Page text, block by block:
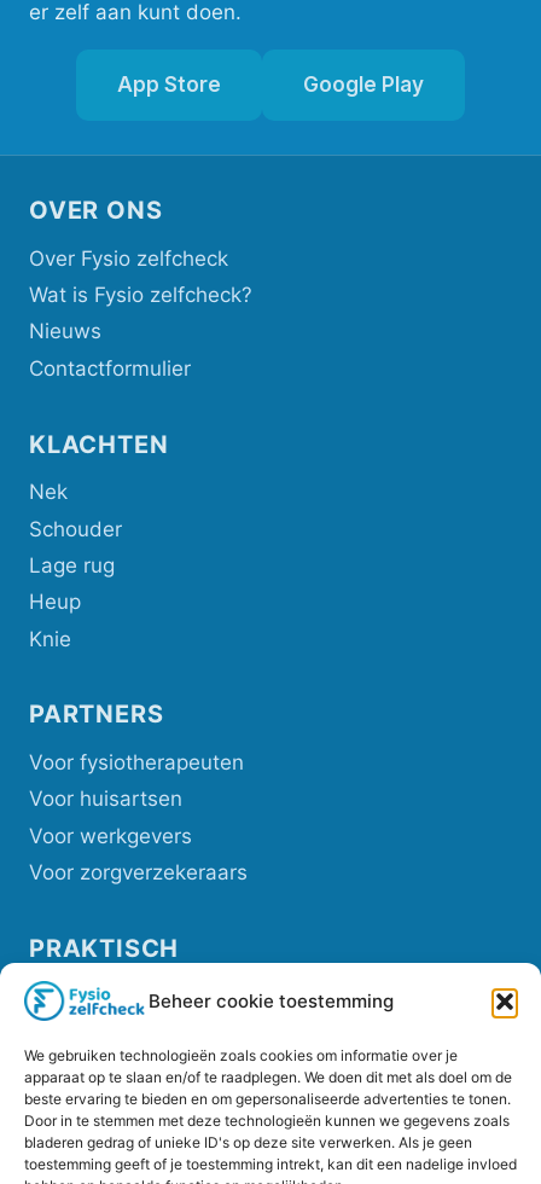
Beheer cookie toestemming
We gebruiken technologieën zoals cookies om informatie over je
apparaat op te slaan en/of te raadplegen. We doen dit met als doel om de
beste ervaring te bieden en om gepersonaliseerde advertenties te tonen.
Door in te stemmen met deze technologieën kunnen we gegevens zoals
bladeren gedrag of unieke ID's op deze site verwerken. Als je geen
toestemming geeft of je toestemming intrekt, kan dit een nadelige invloed
er zelf aan kunt doen.
App Store Google Play
OVER ONS
Over Fysio zelfcheck
Wat is Fysio zelfcheck?
Nieuws
Contactformulier
KLACHTEN
Nek
Schouder
Lage rug
Heup
Knie
PARTNERS
Voor fysiotherapeuten
Voor huisartsen
Voor werkgevers
Voor zorgverzekeraars
PRAKTISCH
Privacybeleid
Veelgestelde vragen overzicht
Helpdesk